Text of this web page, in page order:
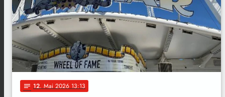
notes 12. Mai 2026 13:13